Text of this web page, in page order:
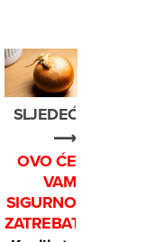
SLJEDEĆE
⟶
OVO ĆE
VAM
SIGURNO
ZATREBATI